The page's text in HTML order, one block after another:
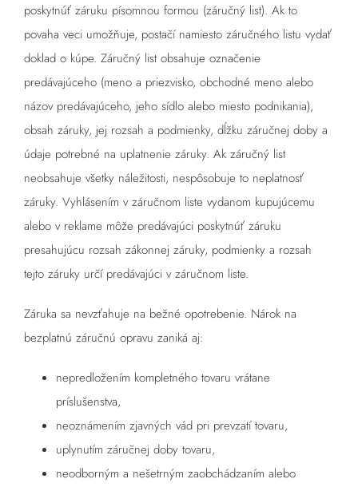
poskytnúť záruku písomnou formou (záručný list). Ak to
povaha veci umožňuje, postačí namiesto záručného listu vydať
doklad o kúpe. Záručný list obsahuje označenie
predávajúceho (meno a priezvisko, obchodné meno alebo
názov predávajúceho, jeho sídlo alebo miesto podnikania),
obsah záruky, jej rozsah a podmienky, dĺžku záručnej doby a
údaje potrebné na uplatnenie záruky. Ak záručný list
neobsahuje všetky náležitosti, nespôsobuje to neplatnosť
záruky. Vyhlásením v záručnom liste vydanom kupujúcemu
alebo v reklame môže predávajúci poskytnúť záruku
presahujúcu rozsah zákonnej záruky, podmienky a rozsah
tejto záruky určí predávajúci v záručnom liste.
Záruka sa nevzťahuje na bežné opotrebenie. Nárok na
bezplatnú záručnú opravu zaniká aj:
nepredložením kompletného tovaru vrátane
príslušenstva,
neoznámením zjavných vád pri prevzatí tovaru,
uplynutím záručnej doby tovaru,
neodborným a nešetrným zaobchádzaním alebo